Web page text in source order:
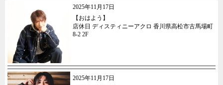
2025年11月17日
【おはよう】
店休日 ディスティニーアクロ 香川県高松市古馬場町
8-2 2F
2025年11月17日